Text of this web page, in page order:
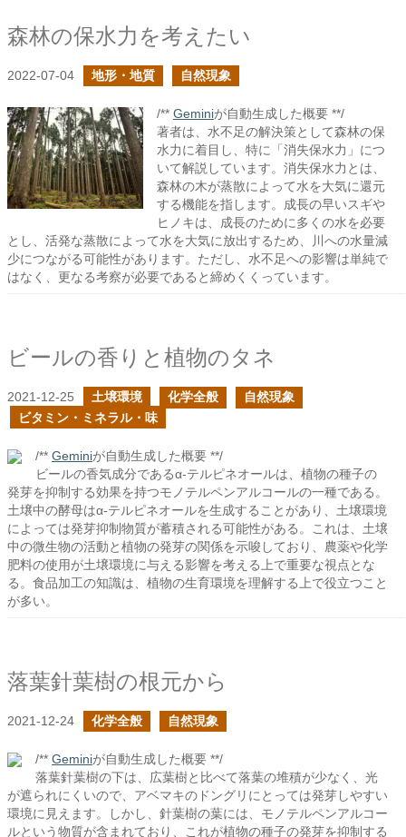
森林の保水力を考えたい
2022-07-04 地形・地質 自然現象
/** Geminiが自動生成した概要 **/
著者は、水不足の解決策として森林の保
水力に着目し、特に「消失保水力」につ
いて解説しています。消失保水力とは、
森林の木が蒸散によって水を大気に還元
する機能を指します。成長の早いスギや
ヒノキは、成長のために多くの水を必要
とし、活発な蒸散によって水を大気に放出するため、川への水量減
少につながる可能性があります。ただし、水不足への影響は単純で
はなく、更なる考察が必要であると締めくくっています。
ビールの香りと植物のタネ
2021-12-25 土壌環境 化学全般
自然現象
ビタミン・ミネラル・味
/** Geminiが自動生成した概要 **/
ビールの香気成分であるα-テルピネオールは、植物の種子の
発芽を抑制する効果を持つモノテルペンアルコールの一種である。
土壌中の酵母はα-テルピネオールを生成することがあり、土壌環境
によっては発芽抑制物質が蓄積される可能性がある。これは、土壌
中の微生物の活動と植物の発芽の関係を示唆しており、農薬や化学
肥料の使用が土壌環境に与える影響を考える上で重要な視点とな
る。食品加工の知識は、植物の生育環境を理解する上で役立つこと
が多い。
落葉針葉樹の根元から
2021-12-24 化学全般 自然現象
/** Geminiが自動生成した概要 **/
落葉針葉樹の下は、広葉樹と比べて落葉の堆積が少なく、光
が遮られにくいので、アベマキのドングリにとっては発芽しやすい
環境に見えます。しかし、針葉樹の葉には、モノテルペンアルコー
ルという物質が含まれており、これが植物の種子の発芽を抑制する